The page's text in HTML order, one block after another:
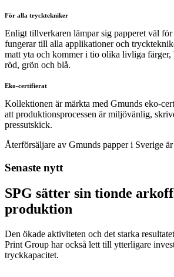
För alla trycktekniker
Enligt tillverkaren lämpar sig papperet väl
fungerar till alla applikationer och
matt yta och kommer i tio olika livliga färger,
röd, grön och blå.
Eko-certifierat
Kollektionen är märkta med Gmunds eko-
att produktionsprocessen är miljövänlig,
pressutskick.
Återförsäljare av Gmunds papper i Sverige
Senaste nytt
SPG sätter sin tionde
produktion
Den ökade aktiviteten och det starka
Print Group har också lett till ytterligare
tryckkapacitet.